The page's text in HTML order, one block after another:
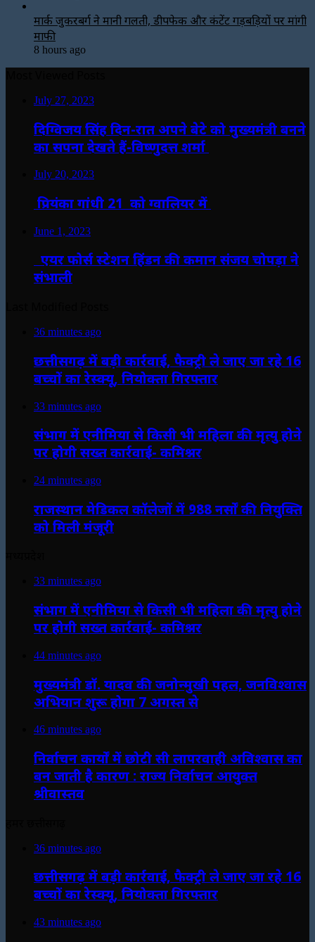
मार्क जुकरबर्ग ने मानी गलती, डीपफेक और कंटेंट गड़बड़ियों पर मांगी
माफी
8 hours ago
July 27, 2023
दिग्विजय सिंह दिन-रात अपने बेटे को मुख्यमंत्री बनने
का सपना देखते हैं-विष्णुदत्त शर्मा
July 20, 2023
प्रियंका गांधी 21 को ग्वालियर में
June 1, 2023
एयर फोर्स स्टेशन हिंडन की कमान संजय चोपड़ा ने
संभाली
36 minutes ago
छत्तीसगढ़ में बड़ी कार्रवाई, फैक्ट्री ले जाए जा रहे 16
बच्चों का रेस्क्यू, नियोक्ता गिरफ्तार
33 minutes ago
संभाग में एनीमिया से किसी भी महिला की मृत्यु होने
पर होगी सख्त कार्रवाई- कमिश्नर
24 minutes ago
राजस्थान मेडिकल कॉलेजों में 988 नर्सों की नियुक्ति
को मिली मंजूरी
33 minutes ago
संभाग में एनीमिया से किसी भी महिला की मृत्यु होने
पर होगी सख्त कार्रवाई- कमिश्नर
44 minutes ago
मुख्यमंत्री डॉ. यादव की जनोन्मुखी पहल, जनविश्वास
अभियान शुरू होगा 7 अगस्त से
46 minutes ago
निर्वाचन कार्यों में छोटी सी लापरवाही अविश्वास का
बन जाती है कारण : राज्य निर्वाचन आयुक्त
श्रीवास्तव
36 minutes ago
छत्तीसगढ़ में बड़ी कार्रवाई, फैक्ट्री ले जाए जा रहे 16
बच्चों का रेस्क्यू, नियोक्ता गिरफ्तार
43 minutes ago